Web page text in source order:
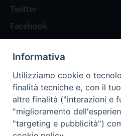
Twitter
Facebook
Contattaci
Spazio Lettori
Eventi
Eventi diocesani
Informativa
Utilizziamo cookie o
finalità tecniche e, con il
altre finalità ("interazioni e
"miglioramento
"targeting e pubblicità")